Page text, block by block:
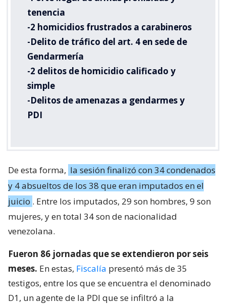
tenencia
-2 homicidios frustrados a carabineros
-Delito de tráfico del art. 4 en sede de
Gendarmería
-2 delitos de homicidio calificado y
simple
-Delitos de amenazas a gendarmes y
PDI
De esta forma, la sesión finalizó con 34 condenados
y 4 absueltos de los 38 que eran imputados en el
juicio . Entre los imputados, 29 son hombres, 9 son
mujeres, y en total 34 son de nacionalidad
venezolana.
Fueron 86 jornadas que se extendieron por seis
meses. En estas, Fiscalía presentó más de 35
testigos, entre los que se encuentra el denominado
D1, un agente de la PDI que se infiltró a la